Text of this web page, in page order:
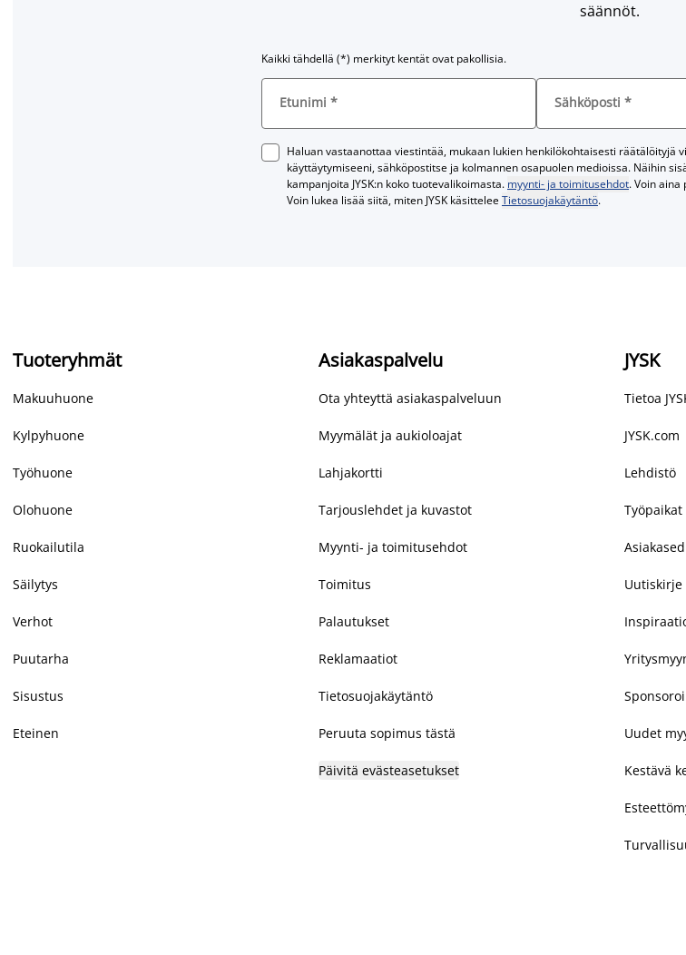
säännöt.
Kaikki tähdellä (*) merkityt kentät ovat pakollisia.
Etunimi * Sähköposti *
Haluan vastaanottaa viestintää, mukaan lukien henkilökohtaisesti räätälöityjä
käyttäytymiseeni, sähköpostitse ja kolmannen osapuolen medioissa. Näihin
kampanjoita JYSK:n koko tuotevalikoimasta. myynti- ja toimitusehdot. Voin aina
Voin lukea lisää siitä, miten JYSK käsitteleeTietosuojakäytäntö.
Tuoteryhmät
Makuuhuone
Kylpyhuone
Työhuone
Olohuone
Ruokailutila
Säilytys
Verhot
Puutarha
Sisustus
Eteinen
Asiakaspalvelu
Ota yhteyttä asiakaspalveluun
Myymälät ja aukioloajat
Lahjakortti
Tarjouslehdet ja kuvastot
Myynti- ja toimitusehdot
Toimitus
Palautukset
Reklamaatiot
Tietosuojakäytäntö
Peruuta sopimus tästä
Päivitä evästeasetukset
JYSK
Tietoa
JYSK.com
Lehdistö
Työpaikat
Uutiskirje
Uudet
Kestävä